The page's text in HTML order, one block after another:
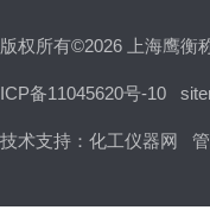
版权所有©2026 上海鹰衡
ICP备11045620号-10
技术支持： 化工仪器网